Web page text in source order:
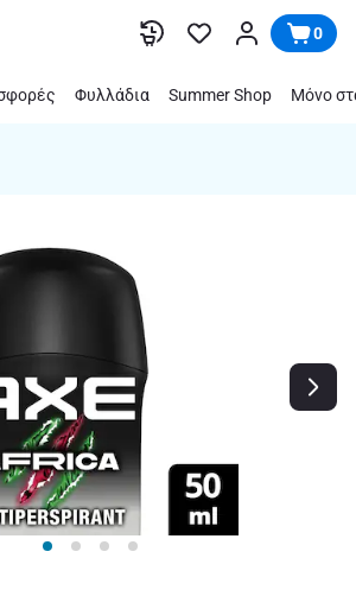
0
Φυλλάδια Summer Shop Μόνο